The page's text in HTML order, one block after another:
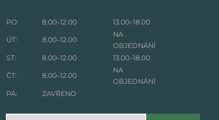
PO: 8.00–12.00
13.00–18.00
ÚT:
8.00–12.00
NA
OBJEDNÁNÍ
ST:
8.00–12.00
13.00–18.00
ČT:
8.00–12.00
NA
OBJEDNÁNÍ
PÁ:
ZAVŘENO